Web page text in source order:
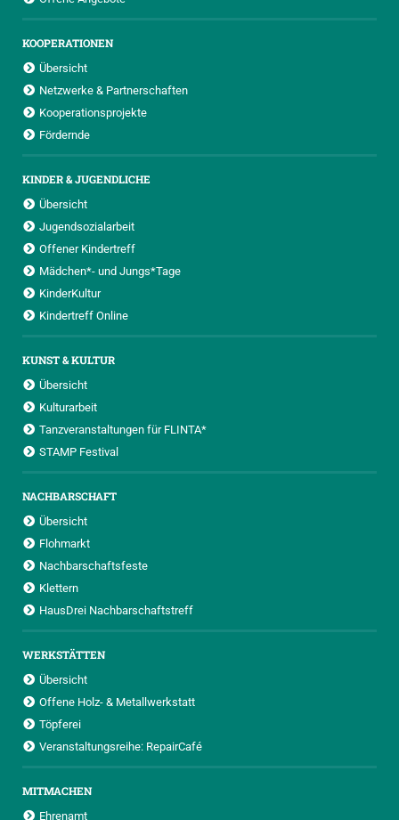
KOOPERATIONEN
Übersicht
Netzwerke & Partnerschaften
Kooperationsprojekte
Fördernde
KINDER & JUGENDLICHE
Übersicht
Jugendsozialarbeit
Offener Kindertreff
Mädchen*- und Jungs*Tage
KinderKultur
Kindertreff Online
KUNST & KULTUR
Übersicht
Kulturarbeit
Tanzveranstaltungen für FLINTA*
STAMP Festival
NACHBARSCHAFT
Übersicht
Flohmarkt
Nachbarschaftsfeste
Klettern
HausDrei Nachbarschaftstreff
WERKSTÄTTEN
Übersicht
Offene Holz- & Metallwerkstatt
Töpferei
Veranstaltungsreihe: RepairCafé
MITMACHEN
Ehrenamt